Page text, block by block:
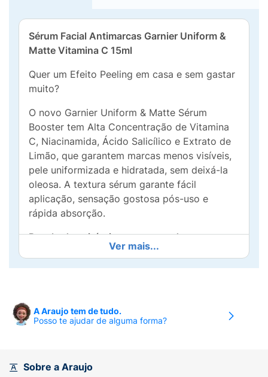
Sérum Facial Antimarcas Garnier Uniform &
Matte Vitamina C 15ml
Quer um Efeito Peeling em casa e sem gastar
muito?
O novo Garnier Uniform & Matte Sérum
Booster tem Alta Concentração de Vitamina
C, Niacinamida, Ácido Salicílico e Extrato de
Limão, que garantem marcas menos visíveis,
pele uniformizada e hidratada, sem deixá-la
oleosa. A textura sérum garante fácil
aplicação, sensação gostosa pós-uso e
rápida absorção.
Resultados visíveis e comprovados:-
Redução de manchas garantida pela ação
antioxidante da vitamina C- Pele com efeito
Nossa tecnologia:Alta Concentração de
Ácido Salicílico:
Ver mais...
A Araujo tem de tudo.
Posso te ajudar de alguma forma?
Sobre a Araujo